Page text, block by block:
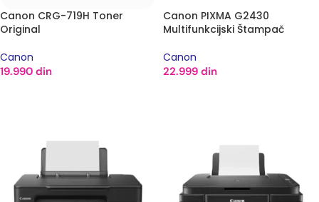
Canon CRG-719H Toner
Original
Canon
19.990 din
Canon PIXMA G2430
Multifunkcijski Štampač
Canon
22.999 din